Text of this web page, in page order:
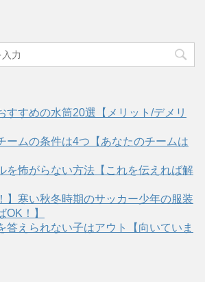
すすめの水筒20選【メリット/デメリ
ームの条件は4つ【あなたのチームは
を怖がらない方法【これを伝えれば解
】寒い秋冬時期のサッカー少年の服装
OK！】
答えられない子はアウト【向いていま